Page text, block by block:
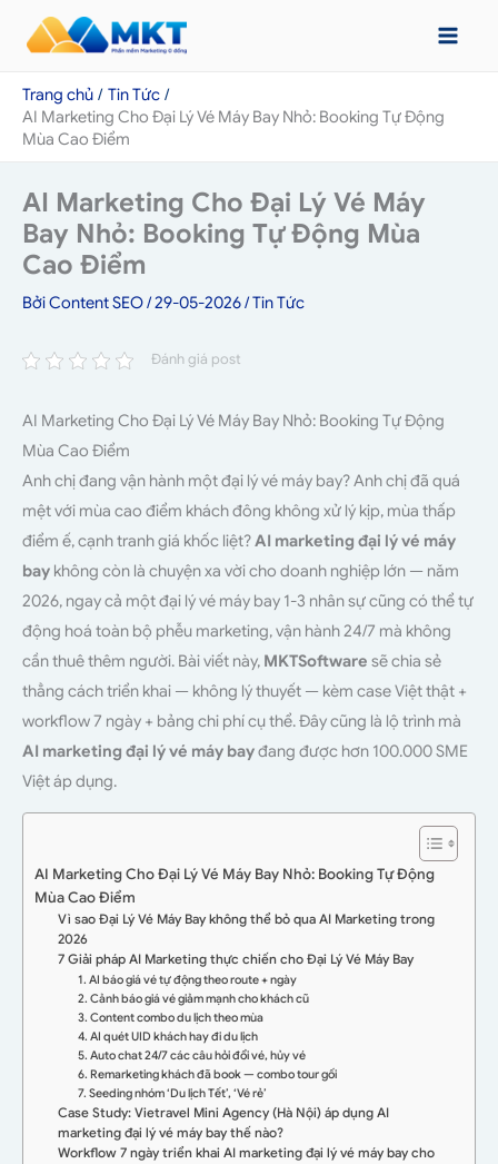
dungTrang chủ
Tin Tức
AI Marketing Cho Đại Lý Vé Máy Bay Nhỏ: Booking Tự Động
Mùa Cao Điểm
AI Marketing Cho Đại Lý Vé Máy
Bay Nhỏ: Booking Tự Động Mùa
Cao Điểm
BởiContent SEO/29-05-2026/Tin Tức
Đánh giá post
AI Marketing Cho Đại Lý Vé Máy Bay Nhỏ: Booking Tự Động
Mùa Cao Điểm
Anh chị đang vận hành một đại lý vé máy bay? Anh chị đã quá
mệt với mùa cao điểm khách đông không xử lý kịp, mùa thấp
điểm ế, cạnh tranh giá khốc liệt?AI marketing đại lý vé máy
bay không còn là chuyện xa vời cho doanh nghiệp lớn — năm
2026, ngay cả một đại lý vé máy bay 1-3 nhân sự cũng có thể tự
động hoá toàn bộ phễu marketing, vận hành 24/7 mà không
cần thuê thêm người. Bài viết này, MKTSoftware sẽ chia sẻ
thẳng cách triển khai — không lý thuyết — kèm case Việt thật +
workflow 7 ngày + bảng chi phí cụ thể. Đây cũng là lộ trình mà
AI marketing đại lý vé máy bayđang được hơn 100.000 SME
Việt áp dụng.
AI Marketing Cho Đại Lý Vé Máy Bay Nhỏ: Booking Tự Động
Mùa Cao Điểm
Vì sao Đại Lý Vé Máy Bay không thể bỏ qua AI Marketing trong
2026
7 Giải pháp AI Marketing thực chiến cho Đại Lý Vé Máy Bay
1. AI báo giá vé tự động theo route + ngày
2. Cảnh báo giá vé giảm mạnh cho khách cũ
3. Content combo du lịch theo mùa
4. AI quét UID khách hay đi du lịch
5. Auto chat 24/7 các câu hỏi đổi vé, hủy vé
6. Remarketing khách đã book — combo tour gối
7. Seeding nhóm ‘Du lịch Tết’, ‘Vé rẻ’
Case Study: Vietravel Mini Agency (Hà Nội) áp dụng AI
marketing đại lý vé máy bay thế nào?
Workflow 7 ngày triển khai AI marketing đại lý vé máy bay cho